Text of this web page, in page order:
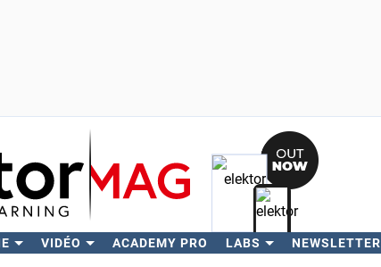
VIDÉO ACADEMY PRO LABS NEWSLETTER